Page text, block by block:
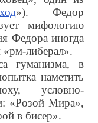
»). Федор
мифологию
Федора иногда
«рм-либерал».
гуманизма, в
наметить
условно-
«Розой Мира»,
в бисер».